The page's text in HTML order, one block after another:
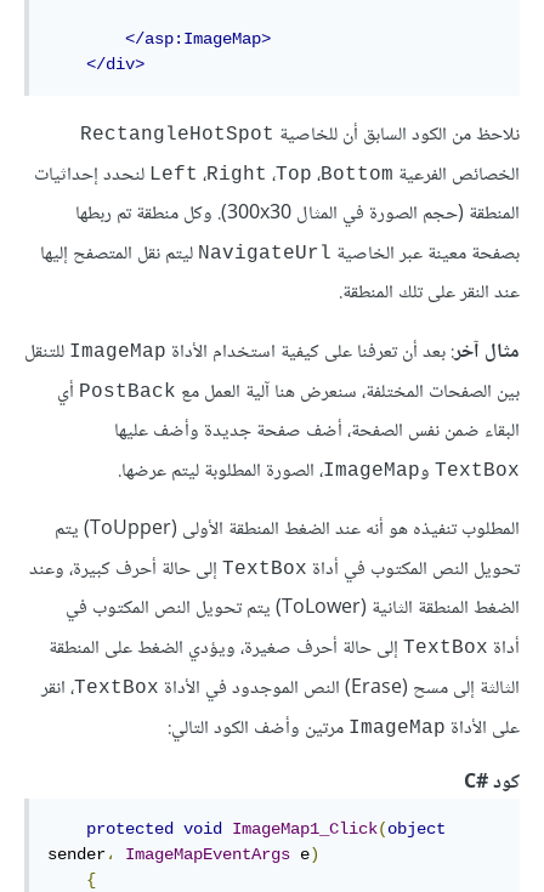
</asp:ImageMap>
</div>
نلاحظ من الكود السابق أن للخاصية RectangleHotSpot
الخصائص الفرعية Left ،Right ،Top ،Bottom
لنحدد إحداثيات
المنطقة (حجم الصورة في المثال 300x30). وكل منطقة تم ربطها
بصفحة معينة عبر الخاصية NavigateUrl ليتم نقل المتصفح إليها
عند النقر على تلك المنطقة.
مثال آخر: بعد أن تعرفنا على كيفية استخدام الأداة ImageMap للتنقل
بين الصفحات المختلفة، سنعرض هنا آلية العمل مع PostBack أي
البقاء ضمن نفس الصفحة، أضف صفحة جديدة وأضف عليها
TextBox وImageMap، الصورة المطلوبة ليتم عرضها.
المطلوب تنفيذه هو أنه عند الضغط المنطقة الأولى (ToUpper) يتم
تحويل النص المكتوب في أداة TextBox إلى حالة أحرف كبيرة، وعند
الضغط المنطقة الثانية (ToLower) يتم تحويل النص المكتوب في
أداة TextBox إلى حالة أحرف صغيرة، ويؤدي الضغط على المنطقة
الثالثة إلى مسح (Erase) النص الموجدود في الأداة
TextBox، انقر
على الأداة ImageMap مرتين وأضف الكود التالي:
كود#
C
protected void ImageMap1_Click(object
sender، ImageMapEventArgs e)
{